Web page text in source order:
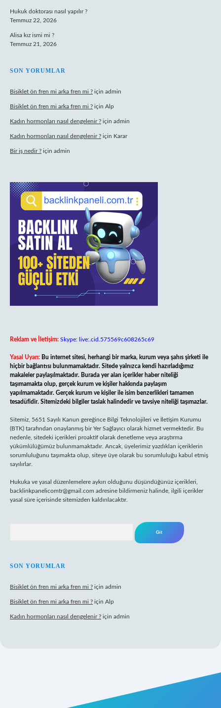
Hukuk doktorası nasıl yapılır ?
Temmuz 22, 2026
Alisa kız ismi mi ?
Temmuz 21, 2026
SON YORUMLAR
Bisiklet ön fren mi arka fren mi ? için admin
Bisiklet ön fren mi arka fren mi ? için Alp
Kadın hormonları nasıl dengelenir ? için admin
Kadın hormonları nasıl dengelenir ? için Karar
Bir iş nedir ? için admin
Reklam ve İletişim: Skype: live:.cid.575569c608265c69
Yasal Uyarı: Bu internet sitesi, herhangi bir marka, kurum veya şahıs şirketi ile
hiçbir bağlantısı bulunmamaktadır. Sitede yalnızca kendi hazırladığımız
makaleler paylaşılmaktadır. Burada yer alan içerikler haber niteliği
taşımamakta olup, gerçek kurum ve kişiler hakkında paylaşım
yapılmamaktadır. Gerçek kurum ve kişiler ile isim benzerlikleri tamamen
tesadüfidir. Sitemizdeki bilgiler taslak halindedir ve tavsiye niteliği taşımazlar.
Sitemiz, 5651 Sayılı Kanun gereğince Bilgi Teknolojileri ve İletişim Kurumu
(BTK) tarafından onaylanmış bir Yer Sağlayıcı olarak hizmet vermektedir. Bu
nedenle, sitedeki içerikleri proaktif olarak denetleme veya araştırma
yükümlülüğümüz bulunmamaktadır. Ancak, üyelerimiz yazdıkları içeriklerin
sorumluluğunu taşımakta olup, siteye üye olarak bu sorumluluğu kabul etmiş
sayılırlar.
Hukuka ve yasal düzenlemelere aykırı olduğunu düşündüğünüz içerikleri,
backlinkpanelicomtr@gmail.com adresine bildirmeniz halinde, ilgili içerikler
yasal süre içerisinde sitemizden kaldırılacaktır.
SON YORUMLAR
Bisiklet ön fren mi arka fren mi ? için admin
Bisiklet ön fren mi arka fren mi ? için Alp
Kadın hormonları nasıl dengelenir ? için admin